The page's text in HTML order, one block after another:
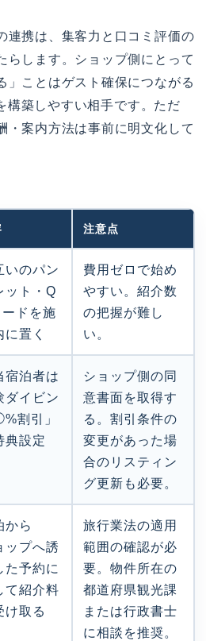
連携は、集客力と口コミ評価の
らします。ショップ側にとって
」ことはゲスト確保につながる
構築しやすい相手です。ただ
・案内方法は事前に明文化して
注意点
いのパン
ット・Q
ードを施
に置く
費用ゼロで始め
やすい。紹介数
の把握が難し
い。
宿泊者は
ダイビン
割引」
典設定
ショップ側の同
意書面を取得す
る。割引条件の
変更があった場
合のリスティン
グ更新も必要。
から
ップへ誘
た予約に
て紹介料
け取る
旅行業法の適用
範囲の確認が必
要。物件所在の
都道府県観光課
または行政書士
に相談を推奨。